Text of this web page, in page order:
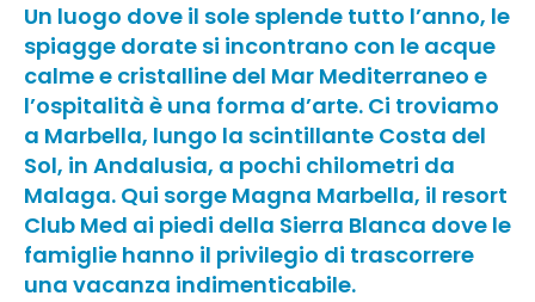
Un luogo dove il sole splende tutto l’anno, le
spiagge dorate si incontrano con le acque
calme e cristalline del Mar Mediterraneo e
l’ospitalità è una forma d’arte. Ci troviamo
a Marbella, lungo la scintillante Costa del
Sol, in Andalusia, a pochi chilometri da
Malaga. Qui sorge Magna Marbella, il resort
Club Med ai piedi della Sierra Blanca dove le
famiglie hanno il privilegio di trascorrere
una vacanza indimenticabile.